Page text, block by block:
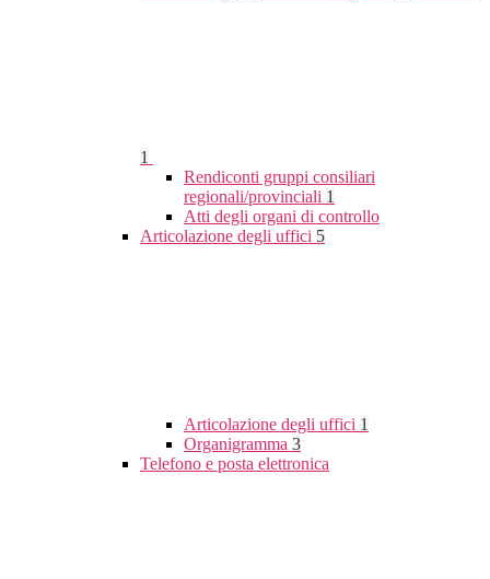
1
Rendiconti gruppi consiliari
regionali/provinciali 1
Atti degli organi di controllo
Articolazione degli uffici 5
Articolazione degli uffici 1
Organigramma 3
Telefono e posta elettronica